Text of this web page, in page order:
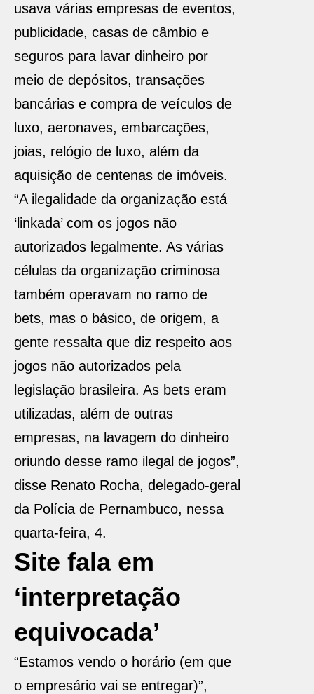
usava várias empresas de eventos,
publicidade, casas de câmbio e
seguros para lavar dinheiro por
meio de depósitos, transações
bancárias e compra de veículos de
luxo, aeronaves, embarcações,
joias, relógio de luxo, além da
aquisição de centenas de imóveis.
“A ilegalidade da organização está
‘linkada’ com os jogos não
autorizados legalmente. As várias
células da organização criminosa
também operavam no ramo de
bets, mas o básico, de origem, a
gente ressalta que diz respeito aos
jogos não autorizados pela
legislação brasileira. As bets eram
utilizadas, além de outras
empresas, na lavagem do dinheiro
oriundo desse ramo ilegal de jogos”,
disse Renato Rocha, delegado-geral
da Polícia de Pernambuco, nessa
quarta-feira, 4.
Site fala em
‘interpretação
equivocada’
“Estamos vendo o horário (em que
o empresário vai se entregar)”,